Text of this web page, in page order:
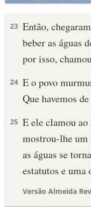
23 Então,
beber as águas
por isso,
24 E o povo
Que havemos
25 E ele clamou
mostrou-lhe um
as águas se
estatutos e uma
Versão Almeida